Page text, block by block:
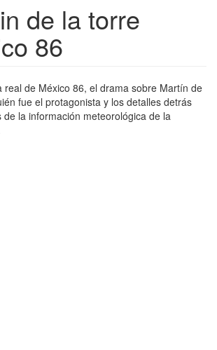
de la torre
86
real de México 86, el drama sobre Martín de
fue el protagonista y los detalles detrás
la información meteorológica de la